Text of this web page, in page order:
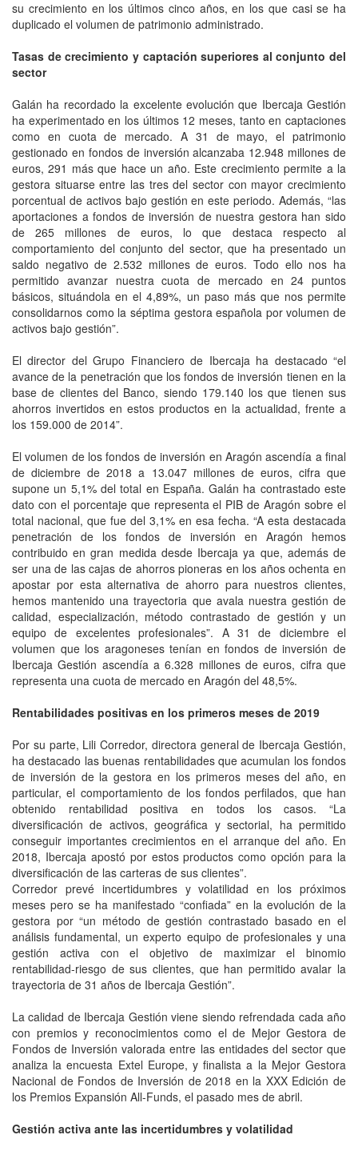
su crecimiento en los últimos cinco años, en los que casi se ha
duplicado el volumen de patrimonio administrado.
Tasas de crecimiento y captación superiores al conjunto del
sector
Galán ha recordado la excelente evolución que Ibercaja Gestión
ha experimentado en los últimos 12 meses, tanto en captaciones
como en cuota de mercado. A 31 de mayo, el patrimonio
gestionado en fondos de inversión alcanzaba 12.948 millones de
euros, 291 más que hace un año. Este crecimiento permite a la
gestora situarse entre las tres del sector con mayor crecimiento
porcentual de activos bajo gestión en este periodo. Además, “las
aportaciones a fondos de inversión de nuestra gestora han sido
de 265 millones de euros, lo que destaca respecto al
comportamiento del conjunto del sector, que ha presentado un
saldo negativo de 2.532 millones de euros. Todo ello nos ha
permitido avanzar nuestra cuota de mercado en 24 puntos
básicos, situándola en el 4,89%, un paso más que nos permite
consolidarnos como la séptima gestora española por volumen de
activos bajo gestión”.
El director del Grupo Financiero de Ibercaja ha destacado “el
avance de la penetración que los fondos de inversión tienen en la
base de clientes del Banco, siendo 179.140 los que tienen sus
ahorros invertidos en estos productos en la actualidad, frente a
los 159.000 de 2014”.
El volumen de los fondos de inversión en Aragón ascendía a final
de diciembre de 2018 a 13.047 millones de euros, cifra que
supone un 5,1% del total en España. Galán ha contrastado este
dato con el porcentaje que representa el PIB de Aragón sobre el
total nacional, que fue del 3,1% en esa fecha. “A esta destacada
penetración de los fondos de inversión en Aragón hemos
contribuido en gran medida desde Ibercaja ya que, además de
ser una de las cajas de ahorros pioneras en los años ochenta en
apostar por esta alternativa de ahorro para nuestros clientes,
hemos mantenido una trayectoria que avala nuestra gestión de
calidad, especialización, método contrastado de gestión y un
equipo de excelentes profesionales”. A 31 de diciembre el
volumen que los aragoneses tenían en fondos de inversión de
Ibercaja Gestión ascendía a 6.328 millones de euros, cifra que
representa una cuota de mercado en Aragón del 48,5%.
Rentabilidades positivas en los primeros meses de 2019
Por su parte, Lili Corredor, directora general de Ibercaja Gestión,
ha destacado las buenas rentabilidades que acumulan los fondos
de inversión de la gestora en los primeros meses del año, en
particular, el comportamiento de los fondos perfilados, que han
obtenido rentabilidad positiva en todos los casos. “La
diversificación de activos, geográfica y sectorial, ha permitido
conseguir importantes crecimientos en el arranque del año. En
2018, Ibercaja apostó por estos productos como opción para la
diversificación de las carteras de sus clientes”.
Corredor prevé incertidumbres y volatilidad en los próximos
meses pero se ha manifestado “confiada” en la evolución de la
gestora por “un método de gestión contrastado basado en el
análisis fundamental, un experto equipo de profesionales y una
gestión activa con el objetivo de maximizar el binomio
rentabilidad-riesgo de sus clientes, que han permitido avalar la
trayectoria de 31 años de Ibercaja Gestión”.
La calidad de Ibercaja Gestión viene siendo refrendada cada año
con premios y reconocimientos como el de Mejor Gestora de
Fondos de Inversión valorada entre las entidades del sector que
analiza la encuesta Extel Europe, y finalista a la Mejor Gestora
Nacional de Fondos de Inversión de 2018 en la XXX Edición de
los Premios Expansión All-Funds, el pasado mes de abril.
Gestión activa ante las incertidumbres y volatilidad